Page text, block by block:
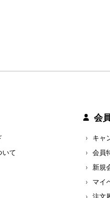
いて
会
キャ
会員
新規
マイ